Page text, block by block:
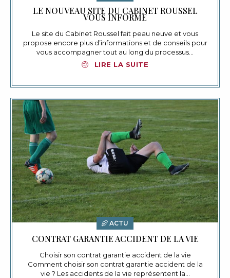
LE NOUVEAU SITE DU CABINET ROUSSEL
VOUS INFORME
Le site du Cabinet Roussel fait peau neuve et vous
propose encore plus d’informations et de conseils pour
vous accompagner tout au long du processus…
LIRE LA SUITE
ACTU
CONTRAT GARANTIE ACCIDENT DE LA VIE
Choisir son contrat garantie accident de la vie
Comment choisir son contrat garantie accident de la
vie ? Les accidents de la vie représentent la…